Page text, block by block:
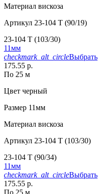
Материал вискоза
Артикул 23-104 T (90/19)
23-104 T (103/30)
11мм
checkmark_alt_circleВыбрать
175.55 р.
По 25 м
Цвет черный
Размер 11мм
Материал вискоза
Артикул 23-104 T (103/30)
23-104 T (90/34)
11мм
checkmark_alt_circleВыбрать
175.55 р.
По 25 м